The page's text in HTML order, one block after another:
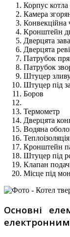
Корпус котла
Камера
Конвекційна
Кронштейн
Дверцята
Дверцята
Патрубок
Патрубок
Штуцер
Штуцер під
Боров
Термометр
Дверцята
Водяна
Кронштейн
Штуцер під
Клапан
Місце під
Основні